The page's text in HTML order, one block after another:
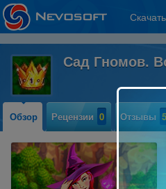
Сад Гномов.
Обзор Рецензии 0 Отзывы 5